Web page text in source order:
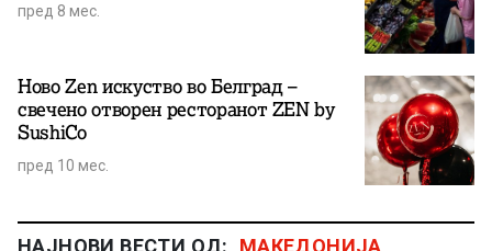
пред 8 мес.
Ново Zen искуство во Белград –
свечено отворен ресторанот ZEN by
SushiCo
пред 10 мес.
НАЈНОВИ ВЕСТИ ОД: МАКЕДОНИЈА